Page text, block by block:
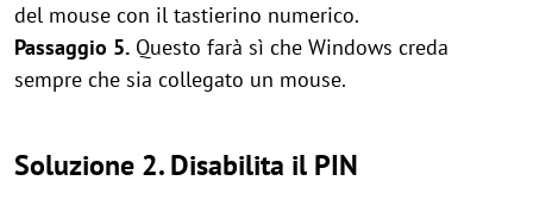
del mouse con il tastierino numerico.
Passaggio 5. Questo farà sì che Windows creda
sempre che sia collegato un mouse.
Soluzione 2. Disabilita il PIN